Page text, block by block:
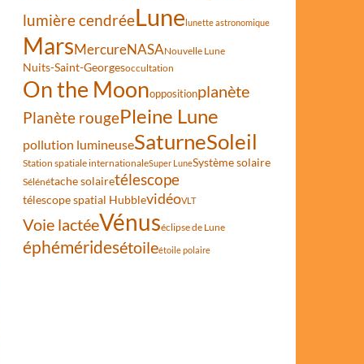
lumière cendréeLunelunette astronomique
MarsMercureNASANouvelle Lune
Nuits-Saint-Georgesoccultation
On the Moonoppositionplanète
Planète rougePleine Lune
pollution lumineuseSaturneSoleil
Station spatiale internationaleSuper LuneSystème solaire
Sélénétache solairetélescope
télescope spatial HubblevidéoVLT
Voie lactéeVénuséclipse de Lune
éphéméridesétoileétoile polaire